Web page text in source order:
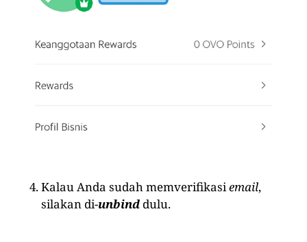
Kalau Anda sudah memverifikasiemail,
silakan di-unbind dulu.